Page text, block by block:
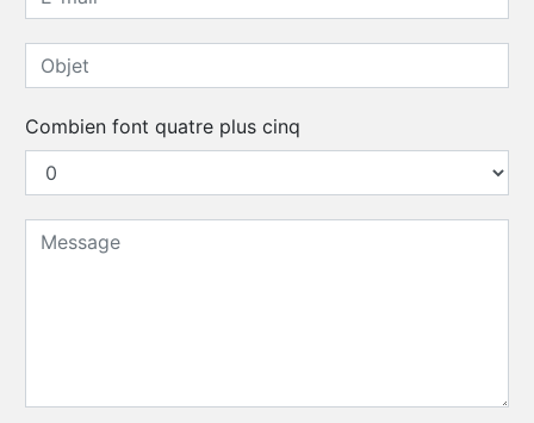
Combien font quatre plus cinq